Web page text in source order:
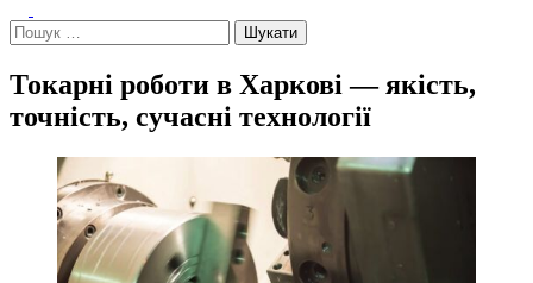
menu
Пошук:
Токарні роботи в Харкові — якість,
точність, сучасні технології